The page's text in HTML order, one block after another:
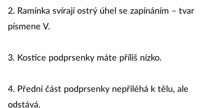
2. Ramínka svírají ostrý úhel se zapínáním – tvar
písmene V.
3. Kostice podprsenky máte příliš nízko.
4. Přední část podprsenky nepřiléhá k tělu, ale
odstává.